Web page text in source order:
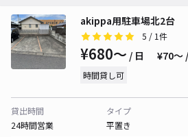
akippa用駐車場北2台
5 / 1件
¥680〜 / 日 ¥70〜
時間貸し可
貸出時間
24時間営業
タイプ
平置き